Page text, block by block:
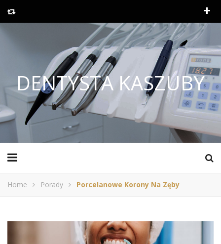
DENTYSTA KASZUBY
Home Porady Porcelanowe Korony Na Zęby